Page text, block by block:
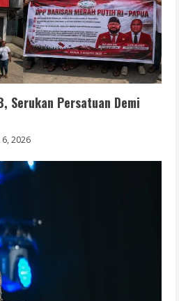
Serukan Persatuan Demi
2026